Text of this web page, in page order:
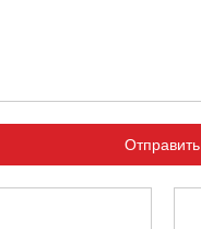
Отправить